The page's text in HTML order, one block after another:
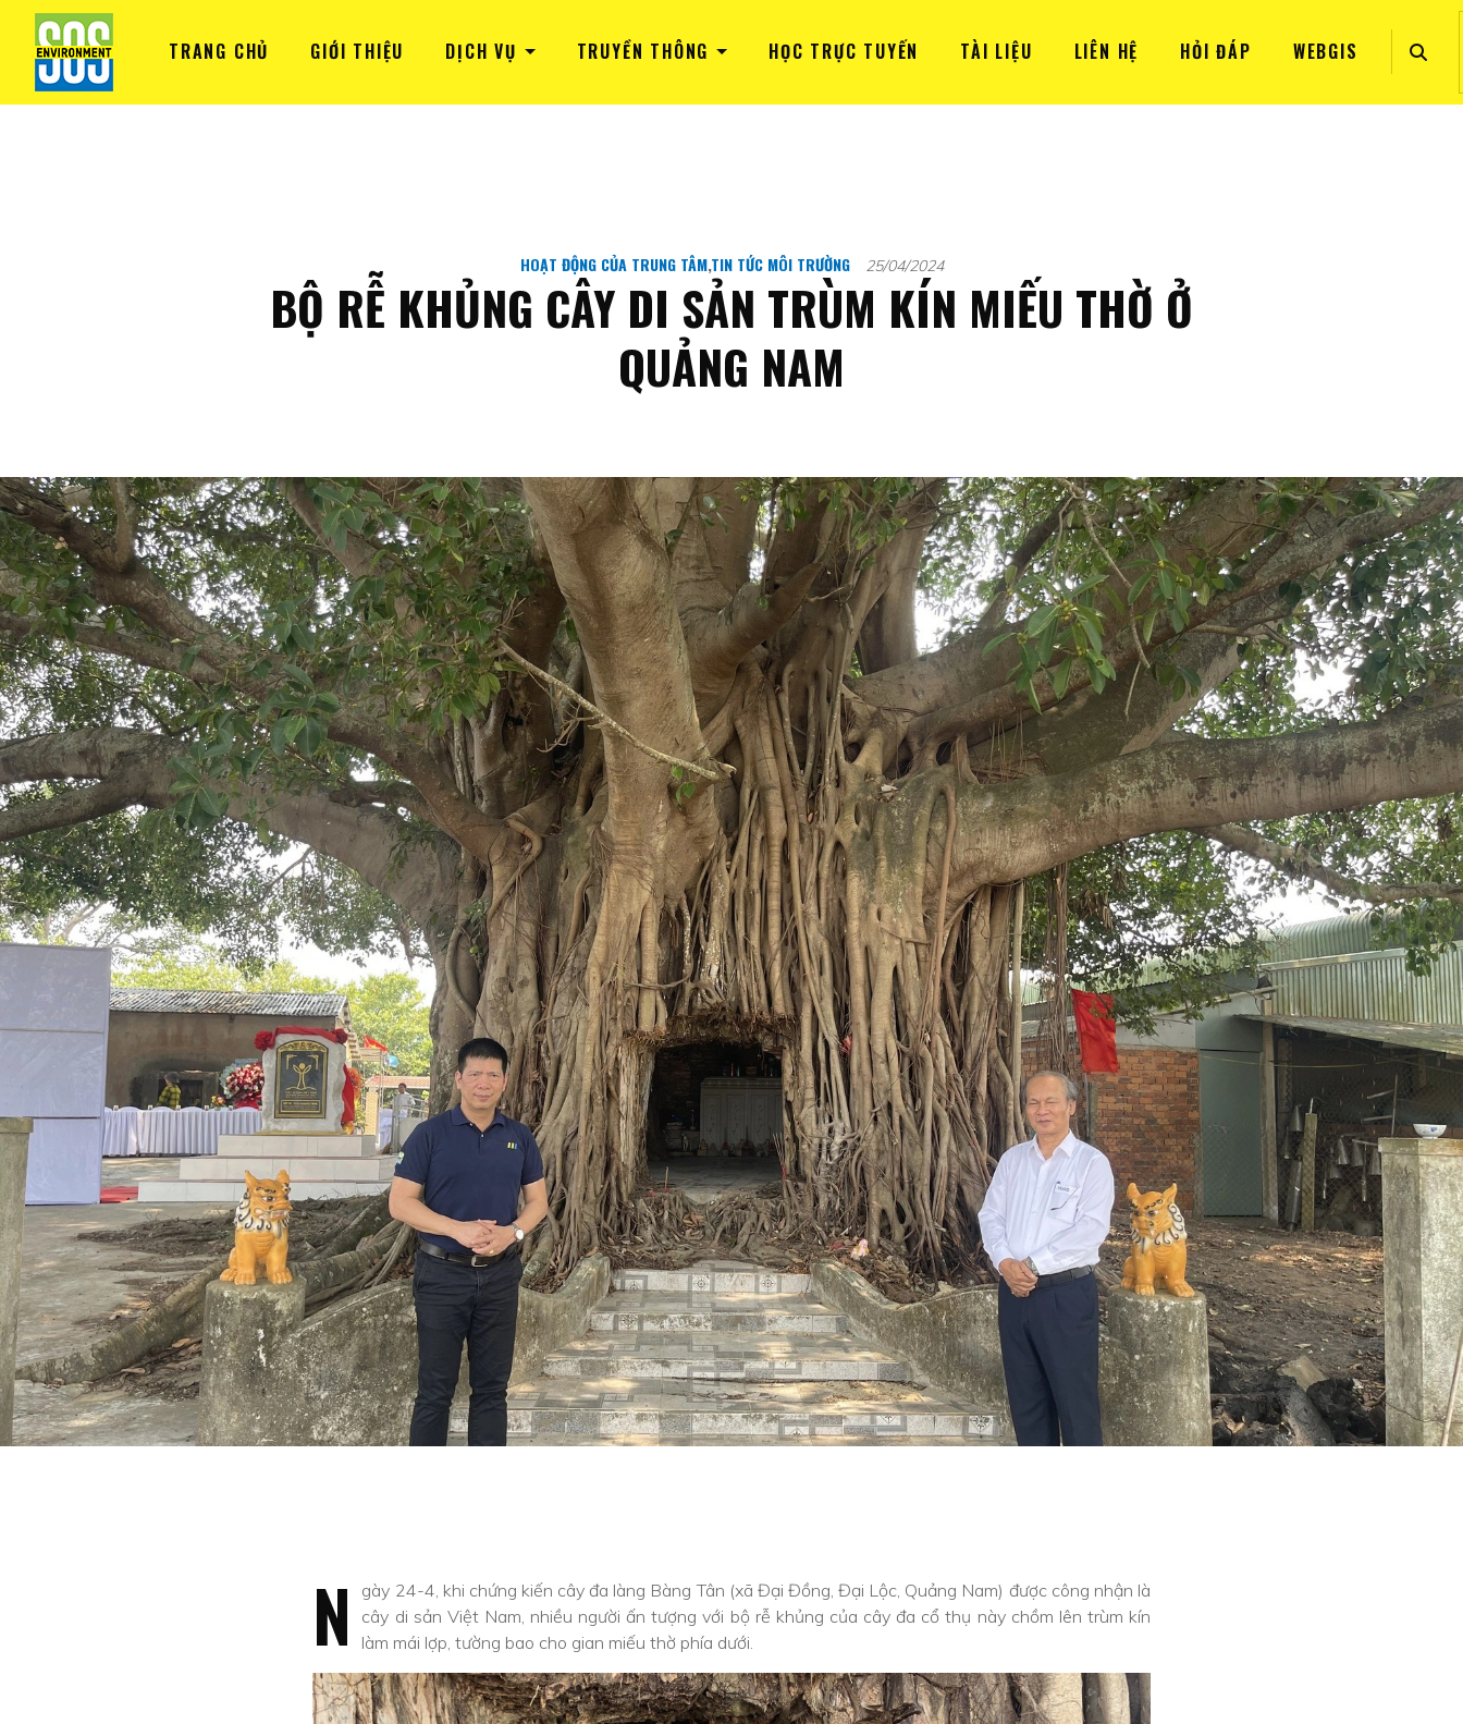
TRANG CHỦ GIỚI THIỆU DỊCH VỤ TRUYỀN THÔNG HỌC TRỰC TUYẾN TÀI LIỆU LIÊN HỆ HỎI ĐÁP WEBGIS
HOẠT ĐỘNG CỦA TRUNG TÂM,TIN TỨC MÔI TRƯỜNG 25/04/2024
BỘ RỄ KHỦNG CÂY DI SẢN TRÙM KÍN MIẾU THỜ Ở
QUẢNG NAM
N
gày 24-4, khi chứng kiến cây đa làng Bàng Tân (xã Đại Đồng, Đại Lộc, Quảng Nam) được công nhận là
cây di sản Việt Nam, nhiều người ấn tượng với bộ rễ khủng của cây đa cổ thụ này chồm lên trùm kín
làm mái lợp, tường bao cho gian miếu thờ phía dưới.